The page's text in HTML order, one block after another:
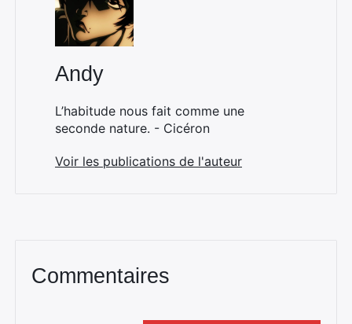
Andy
L’habitude nous fait comme une
seconde nature. - Cicéron
Voir les publications de l'auteur
Commentaires